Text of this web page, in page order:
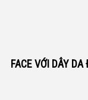
FACE VỚI DÂY DA